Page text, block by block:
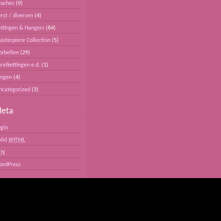
(9)
/ diversen (4)
& Hangers (64)
Collection (5)
(29)
e.d. (1)
(4)
(3)
XHTML